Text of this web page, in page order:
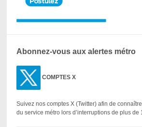
Abonnez-vous aux alertes métro
COMPTES X
Suivez nos comptes X (Twitter) afin de
du service métro lors d’interruptions de plus de